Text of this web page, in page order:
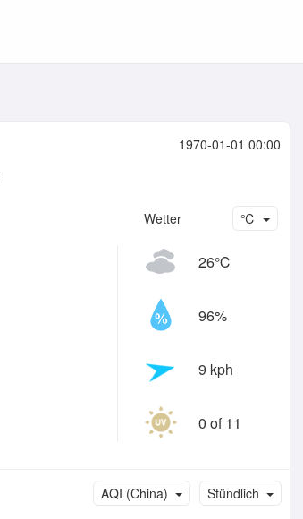
1970-01-01 00:00
Wetter ℃
26℃
96%
9 kph
0 of 11
Stündlich
AQI (China)